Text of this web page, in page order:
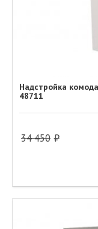
Надстройка
48711
34 450